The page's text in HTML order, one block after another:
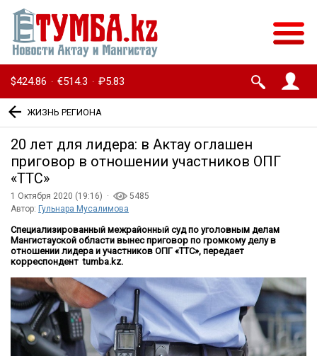
$424.86 · €514.3 · ₽5.83
ЖИЗНЬ РЕГИОНА
20 лет для лидера: в Актау оглашен
приговор в отношении участников ОПГ
«ТТС»
1 Октября 2020 (19:16) ·
5485
Автор: Гульнара Мусалимова
Специализированный межрайонный суд по уголовным делам
Мангистауской области вынес приговор по громкому делу в
отношении лидера и участников ОПГ «ТТС», передает
корреспондент tumba.kz.